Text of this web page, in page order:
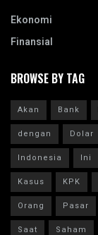
Ekonomi
Finansial
BROWSE BY TAG
Akan Bank
dengan
Dolar
Indonesia
Ini
Kasus
KPK
Orang
Pasar
Saat
Saham